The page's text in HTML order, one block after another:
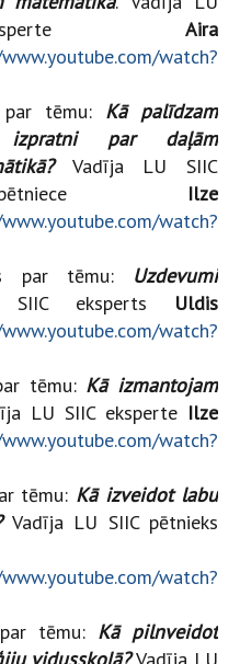
Aira
watch?
tēmu: Kā palīdzam
izpratni par daļām
Vadīja LU SIIC
Ilze
watch?
par tēmu:Uzdevumi
eksperts Uldis
watch?
tēmu: Kā izmantojam
LU SIIC eksperte Ilze
watch?
tēmu: Kā izveidot labu
Vadīja LU SIIC pētnieks
watch?
tēmu: Kā pilnveidot